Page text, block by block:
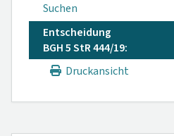
Suchen
Entscheidung
BGH 5 StR 444/19:
Druckansicht